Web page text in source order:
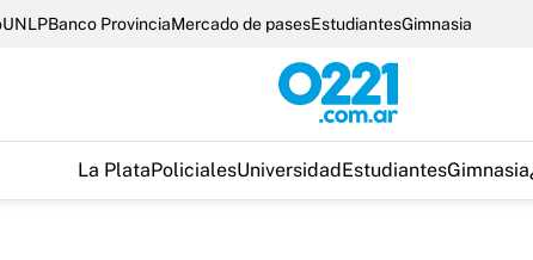
UNLPBanco ProvinciaMercado de pasesEstudiantesGimnasia
La PlataPolicialesUniversidadEstudiantesGimnasia